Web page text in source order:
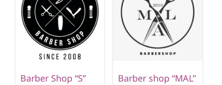
Barber Shop “S” Barber shop “MAL”